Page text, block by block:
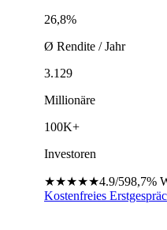
26,8%
Ø Rendite / Jahr
3.129
Millionäre
100K+
Investoren
★★★★★4.9/598,7%
Kostenfreies